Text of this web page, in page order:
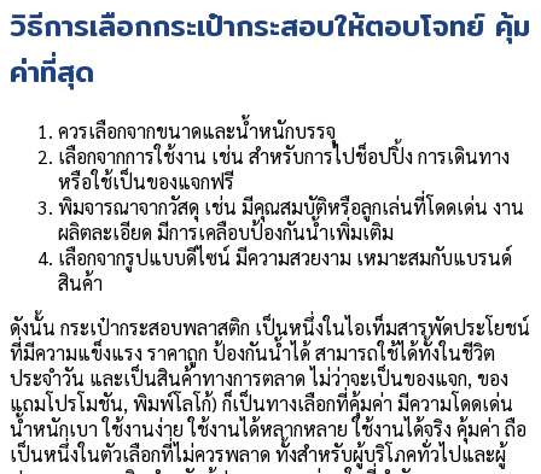
วิธีการเลือกกระเป๋ากระสอบให้ตอบโจทย์ คุ้ม
ค่าที่สุด
ควรเลือกจากขนาดและน้ำหนักบรรจุ
เลือกจากการใช้งาน เช่น สำหรับการไปช็อปปิ้ง การเดินทาง
หรือใช้เป็นของแจกฟรี
พิมจารณาจากวัสดุ เช่น มีคุณสมบัติหรือลูกเล่นที่โดดเด่น งาน
ผลิตละเอียด มีการเคลือบป้องกันน้ำเพิ่มเติม
เลือกจากรูปแบบดีไซน์ มีความสวยงาม เหมาะสมกับแบรนด์
สินค้า
ดังนั้น กระเป๋ากระสอบพลาสติก เป็นหนึ่งในไอเท็มสารพัดประโยชน์
ที่มีความแข็งแรง ราคาถูก ป้องกันน้ำได้ สามารถใช้ได้ทั้งในชีวิต
ประจำวัน และเป็นสินค้าทางการตลาด ไม่ว่าจะเป็นของแจก, ของ
แถมโปรโมชัน, พิมพ์โลโก้) ก็เป็นทางเลือกที่คุ้มค่า มีความโดดเด่น
น้ำหนักเบา ใช้งานง่าย ใช้งานได้หลากหลาย ใช้งานได้จริง คุ้มค่า ถือ
เป็นหนึ่งในตัวเลือกที่ไม่ควรพลาด ทั้งสำหรับผู้บริโภคทั่วไปและผู้